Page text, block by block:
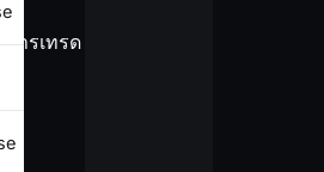
การเทรด